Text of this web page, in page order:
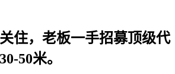
住，老板一手招募顶级代
50米。